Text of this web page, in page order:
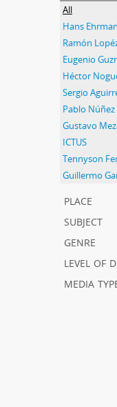
All
Hans
Ramón
Eugenio
Héctor
Sergio
Pablo Núñez
Gustavo
ICTUS
Tennyson
Guillermo
place
subject
genre
level of
media